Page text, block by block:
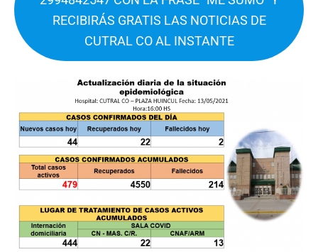
RECIBIRÁS GRATIS LAS NOTICIAS DE
CUTRAL CO AL INSTANTE